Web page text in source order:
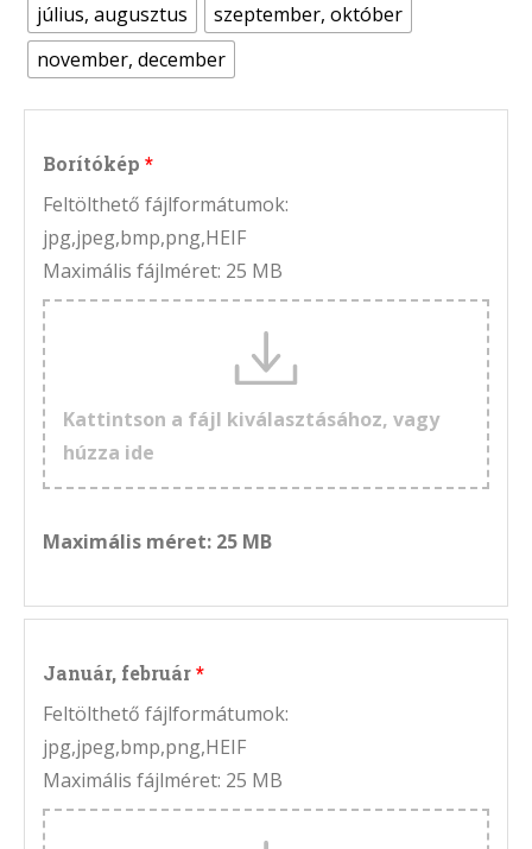
július, augusztus
szeptember, október
november, december
Borítókép
Feltölthető fájlformátumok:
jpg,jpeg,bmp,png,HEIF
Maximális fájlméret: 25 MB
Kattintson a fájl kiválasztásához, vagy
húzza ide
Maximális méret: 25 MB
Január, február
Feltölthető fájlformátumok:
jpg,jpeg,bmp,png,HEIF
Maximális fájlméret: 25 MB